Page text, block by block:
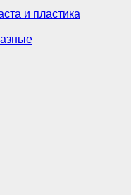
и пластика